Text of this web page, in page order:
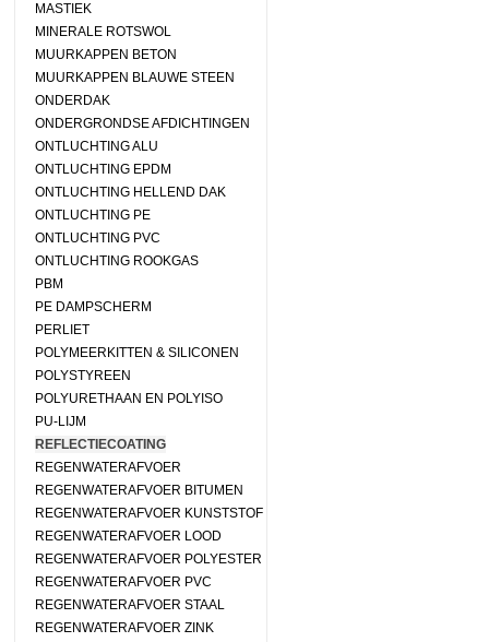
MASTIEK
MINERALE ROTSWOL
MUURKAPPEN BETON
MUURKAPPEN BLAUWE STEEN
ONDERDAK
ONDERGRONDSE AFDICHTINGEN
ONTLUCHTING ALU
ONTLUCHTING EPDM
ONTLUCHTING HELLEND DAK
ONTLUCHTING PE
ONTLUCHTING PVC
ONTLUCHTING ROOKGAS
PBM
PE DAMPSCHERM
PERLIET
POLYMEERKITTEN & SILICONEN
POLYSTYREEN
POLYURETHAAN EN POLYISO
PU-LIJM
REFLECTIECOATING
REGENWATERAFVOER
REGENWATERAFVOER BITUMEN
REGENWATERAFVOER KUNSTSTOF
REGENWATERAFVOER LOOD
REGENWATERAFVOER POLYESTER
REGENWATERAFVOER PVC
REGENWATERAFVOER STAAL
REGENWATERAFVOER ZINK